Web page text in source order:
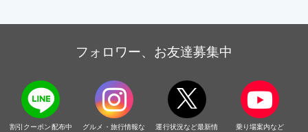
フォロワー、お友達募集中
割引クーポン配布中 グルメ・旅行情報な 運行状況など最新情 乗り場案内など